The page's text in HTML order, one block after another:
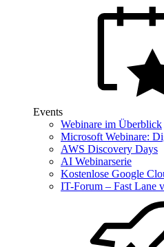
Events
Webinare im Überblick
Microsoft Webinare:
AWS Discovery Days
AI Webinarserie
Kostenlose Google
IT-Forum – Fast Lane